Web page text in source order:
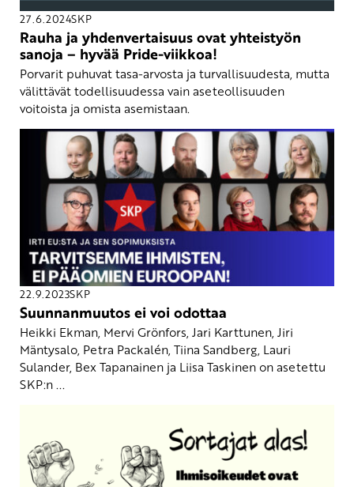
27.6.2024SKP
Rauha ja yhdenvertaisuus ovat yhteistyön
sanoja – hyvää Pride-viikkoa!
Porvarit puhuvat tasa-arvosta ja turvallisuudesta, mutta
välittävät todellisuudessa vain aseteollisuuden
voitoista ja omista asemistaan.
22.9.2023SKP
Suunnanmuutos ei voi odottaa
Heikki Ekman, Mervi Grönfors, Jari Karttunen, Jiri
Mäntysalo, Petra Packalén, Tiina Sandberg, Lauri
Sulander, Bex Tapanainen ja Liisa Taskinen on asetettu
SKP:n ...